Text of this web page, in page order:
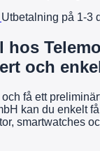
Utbetalning på 1-3
och
få ett
kan du enkelt
smartwatches